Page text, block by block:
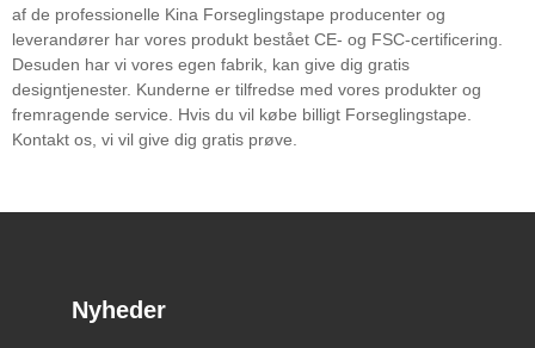
af ​​de professionelle Kina Forseglingstape producenter og
leverandører har vores produkt bestået CE- og FSC-certificering.
Desuden har vi vores egen fabrik, kan give dig gratis
designtjenester. Kunderne er tilfredse med vores produkter og
fremragende service. Hvis du vil købe billigt Forseglingstape.
Kontakt os, vi vil give dig gratis prøve.
Nyheder